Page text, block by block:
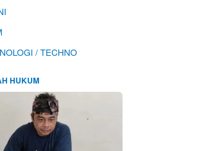
/ TECHNO
HUKUM